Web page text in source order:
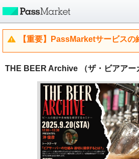
【重要】PassMarketサービスの
THE BEER Archive （ザ・ビアアー